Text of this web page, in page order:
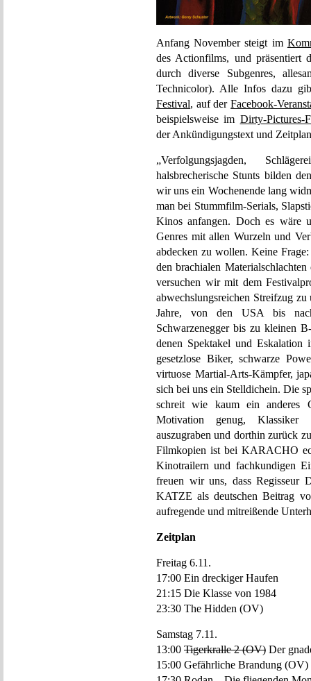
Anfang November steigt im
des Actionfilms, und präsentiert
durch diverse Subgenres,
Technicolor). Alle Infos dazu
Festival, auf derFacebook-
beispielsweise im Dirty-Pictures-
der Ankündigungstext und
„Verfolgungsjagden,
halsbrecherische Stunts bilden
wir uns ein Wochenende lang
man bei Stummfilm-Serials,
Kinos anfangen. Doch es wäre
Genres mit allen Wurzeln und
abdecken zu wollen. Keine
den brachialen
versuchen wir mit dem
abwechslungsreichen Streifzug
Jahre, von den USA bis
Schwarzenegger bis zu kleinen
denen Spektakel und Eskalation
gesetzlose Biker, schwarze
virtuose Martial-Arts-Kämpfer,
sich bei uns ein Stelldichein. Die
schreit wie kaum ein anderes
Motivation genug, Klassiker
auszugraben und dorthin zurück
Filmkopien ist bei KARACHO
Kinotrailern und fachkundigen
freuen wir uns, dass Regisseur
KATZE als deutschen Beitrag
aufregende und mitreißende
Zeitplan
Freitag 6.11.
17:00 Ein dreckiger Haufen
21:15 Die Klasse von 1984
23:30 The Hidden (OV)
Samstag 7.11.
13:00 Tigerkralle 2 (OV) Der
15:00 Gefährliche Brandung (OV)